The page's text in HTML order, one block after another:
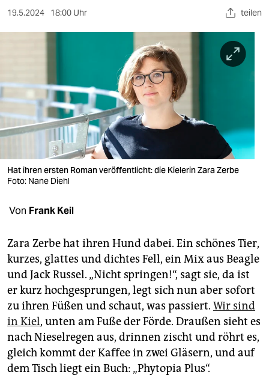
nord
wahrheit
verlag
verlag
veranstaltungen
fragen & hilfe
unterstützen
abo
genossenschaft
epaper login
19.5.2024 18:00 Uhr teilen
Hat ihren ersten Roman veröffentlicht: die Kielerin Zara Zerbe
Foto: Nane Diehl
Von Frank Keil
Zara Zerbe hat ihren Hund dabei. Ein schönes Tier,
kurzes, glattes und dichtes Fell, ein Mix aus Beagle
und Jack Russel. „Nicht springen!“, sagt sie, da ist
er kurz hochgesprungen, legt sich nun aber sofort
zu ihren Füßen und schaut, was passiert. Wir sind
in Kiel, unten am Fuße der Förde. Draußen sieht es
nach Nieselregen aus, drinnen zischt und röhrt es,
gleich kommt der Kaffee in zwei Gläsern, und auf
dem Tisch liegt ein Buch: „Phytopia Plus“.